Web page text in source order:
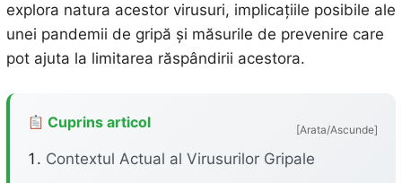
explora natura acestor virusuri, implicațiile posibile ale
unei pandemii de gripă și măsurile de prevenire care
pot ajuta la limitarea răspândirii acestora.
Cuprins articol [Arata/Ascunde]
Contextul Actual al Virusurilor Gripale